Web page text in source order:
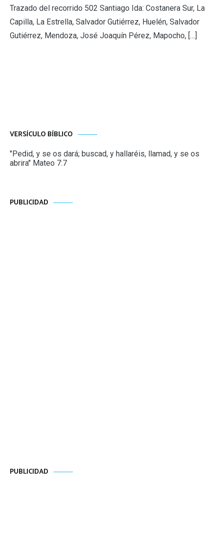
Trazado del recorrido 502 Santiago Ida: Costanera Sur, La
Capilla, La Estrella, Salvador Gutiérrez, Huelén, Salvador
Gutiérrez, Mendoza, José Joaquín Pérez, Mapocho, […]
VERSÍCULO BÍBLICO
"Pedid, y se os dará; buscad, y hallaréis, llamad, y se os
abrira" Mateo 7:7
PUBLICIDAD
PUBLICIDAD